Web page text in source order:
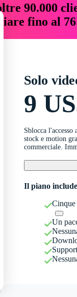
90.000
fino al
Solo
9
Sblocca
stock e motion
commerciale.
Il piano
Un